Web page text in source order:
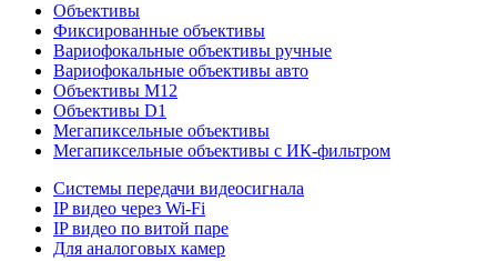
Объективы
Фиксированные объективы
Вариофокальные объективы ручные
Вариофокальные объективы авто
Объективы М12
Объективы D1
Мегапиксельные объективы
Мегапиксельные объективы с ИК-фильтром
Системы передачи видеосигнала
IP видео через Wi-Fi
IP видео по витой паре
Для аналоговых камер